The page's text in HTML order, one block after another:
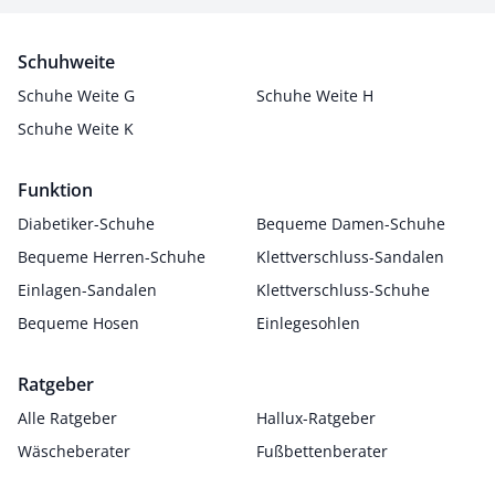
Schuhweite
Schuhe Weite G
Schuhe Weite H
Schuhe Weite K
Funktion
Diabetiker-Schuhe
Bequeme Damen-Schuhe
Bequeme Herren-Schuhe
Klettverschluss-Sandalen
Einlagen-Sandalen
Klettverschluss-Schuhe
Bequeme Hosen
Einlegesohlen
Ratgeber
Alle Ratgeber
Hallux-Ratgeber
Wäscheberater
Fußbettenberater